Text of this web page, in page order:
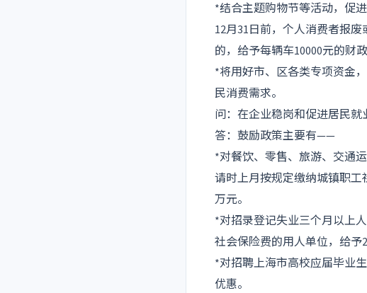
*结合主题购物节等活动，促
12月31日前，个人消费者报
的，给予每辆车10000元的财
*将用好市、区各类专项资金
民消费需求。
问：在企业稳岗和促进居民就
答：鼓励政策主要有——
*对餐饮、零售、旅游、交通
请时上月按规定缴纳城镇职
万元。
*对招录登记失业三个月以上
社会保险费的用人单位，给予
*对招聘上海市高校应届毕业
优惠。